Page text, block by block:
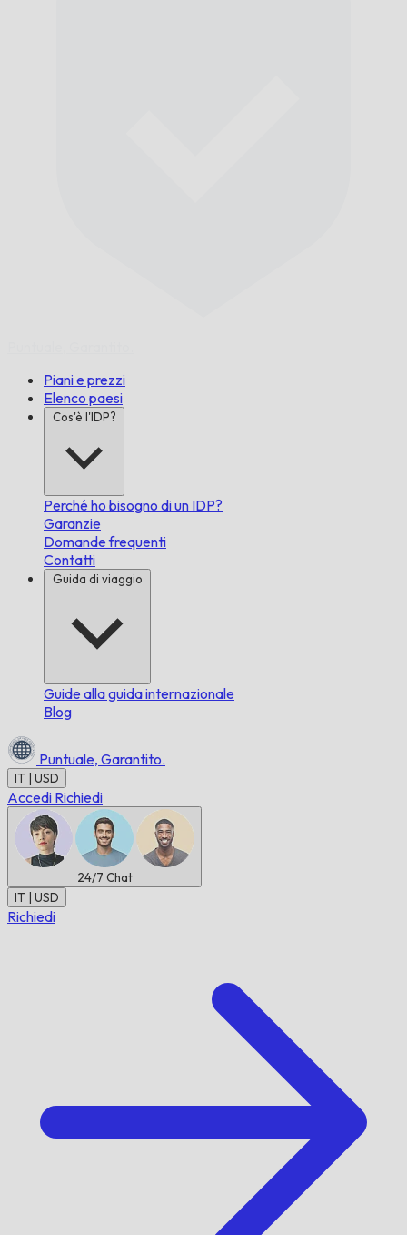
Piani e prezzi
Elenco paesi
Cos'è l'IDP?
Perché ho bisogno di un IDP?
Garanzie
Domande frequenti
Contatti
Guida di viaggio
Guide alla guida internazionale
Blog
Puntuale, Garantito.
IT | USD
Accedi Richiedi
24/7 Chat
IT | USD
Richiedi